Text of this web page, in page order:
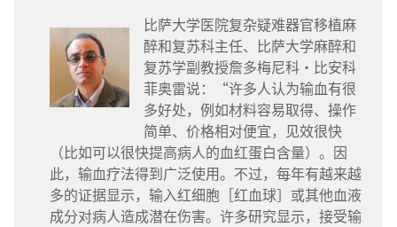
比萨大学医院复杂疑难器官移植麻
醉和复苏科主任、比萨大学麻醉和
复苏学副教授詹多梅尼科·比安科
菲奥雷说：“许多人认为输血有很
多好处，例如材料容易取得、操作
简单、价格相对便宜，见效很快
（比如可以很快提高病人的血红蛋白含量）。因
此，输血疗法得到广泛使用。不过，每年有越来越
多的证据显示，输入红细胞［红血球］或其他血液
成分对病人造成潜在伤害。许多研究显示，接受输